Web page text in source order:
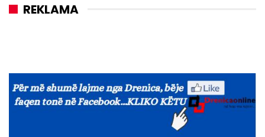
REKLAMA